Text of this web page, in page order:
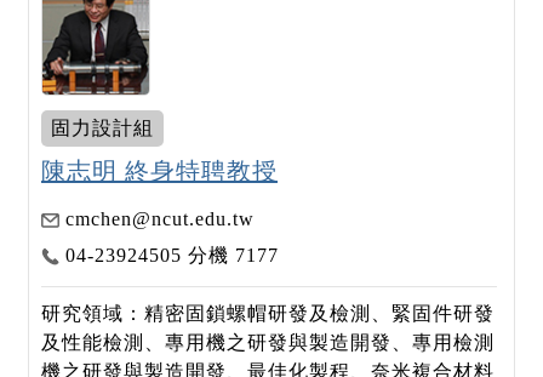
固力設計組
陳志明 終身特聘教授
cmchen@ncut.edu.tw
04-23924505 分機 7177
研究領域：精密固鎖螺帽研發及檢測、緊固件研發
及性能檢測、專用機之研發與製造開發、專用檢測
機之研發與製造開發、最佳化製程、奈米複合材料